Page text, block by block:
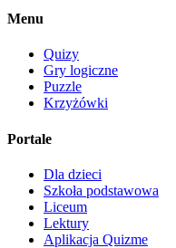
Menu
Quizy
Gry logiczne
Puzzle
Krzyżówki
Portale
Dla dzieci
Szkoła podstawowa
Liceum
Lektury
Aplikacja Quizme